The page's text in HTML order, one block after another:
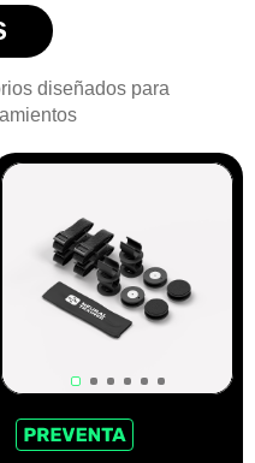
diseñados para